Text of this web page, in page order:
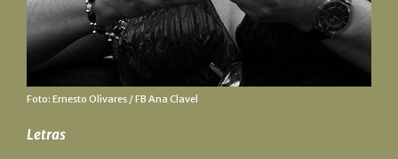
Foto: Ernesto Olivares / FB Ana Clavel
Letras